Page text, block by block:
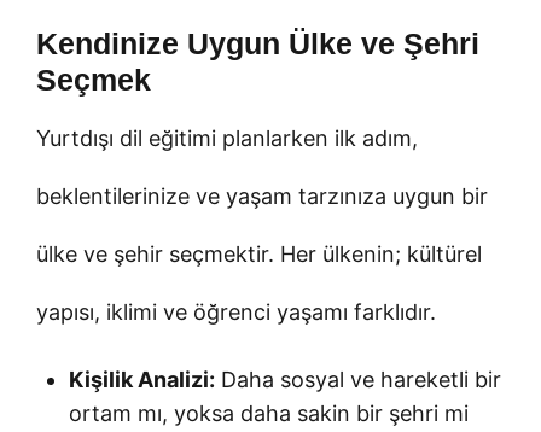
Kendinize Uygun Ülke ve Şehri
Seçmek
Yurtdışı dil eğitimi planlarken ilk adım,
beklentilerinize ve yaşam tarzınıza uygun bir
ülke ve şehir seçmektir. Her ülkenin; kültürel
yapısı, iklimi ve öğrenci yaşamı farklıdır.
Kişilik Analizi: Daha sosyal ve hareketli bir
ortam mı, yoksa daha sakin bir şehri mi